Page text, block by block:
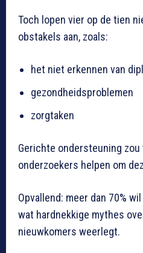
Toch lopen vier op de tien
obstakels aan, zoals:
het niet erkennen van
gezondheidsproblemen
zorgtaken
Gerichte ondersteuning zou
onderzoekers helpen om
Opvallend: meer dan 70%
wat hardnekkige mythes
nieuwkomers weerlegt.